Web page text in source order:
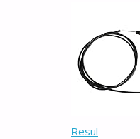
Resul